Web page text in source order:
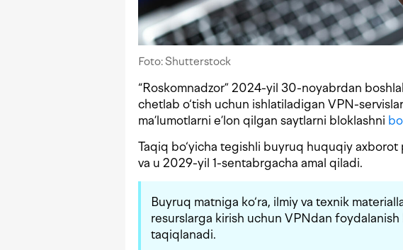
Foto: Shutterstock
“Roskomnadzor” 2024-yil 30-noyabrdan
chetlab o‘tish uchun ishlatiladigan VPN-
ma’lumotlarni e’lon qilgan saytlarni bloklashni
Taqiq bo‘yicha tegishli buyruq huquqiy axborot
va u 2029-yil 1-sentabrgacha amal qiladi.
Buyruq matniga ko‘ra, ilmiy va texnik
resurslarga kirish uchun VPNdan foydalanish
taqiqlanadi.